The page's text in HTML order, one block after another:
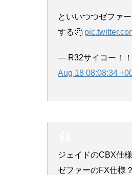
といいつつゼファ
する🤔
— R32サイコー！
Aug 18 08:08:34
ジェイドのCBX仕
ゼファーのFX仕様？